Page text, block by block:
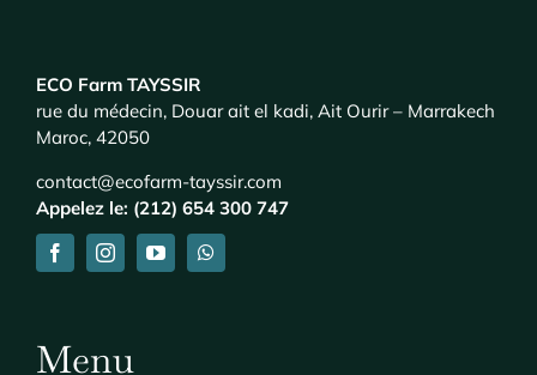
ECO Farm TAYSSIR
rue du médecin, Douar ait el kadi, Ait Ourir – Marrakech
Maroc, 42050
contact@ecofarm-tayssir.com
Appelez le: (212) 654 300 747
Menu